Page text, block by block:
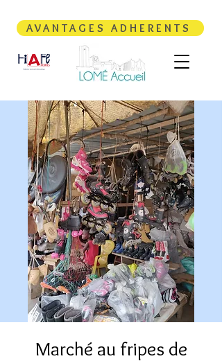
AVANTAGES ADHERENTS
Marché au fripes de